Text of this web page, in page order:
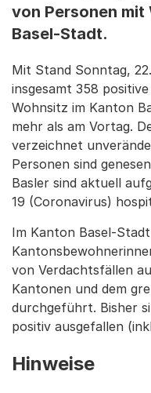
von Personen mit
Basel-Stadt.
Mit Stand Sonntag,
insgesamt 358
Wohnsitz im Kanton
mehr als am Vortag.
verzeichnet
Personen sind
Basler sind aktuell
19 (Coronavirus)
Im Kanton Basel-
von Verdachtsfällen
Kantonen und dem
durchgeführt. Bisher
positiv ausgefallen
Hinweise